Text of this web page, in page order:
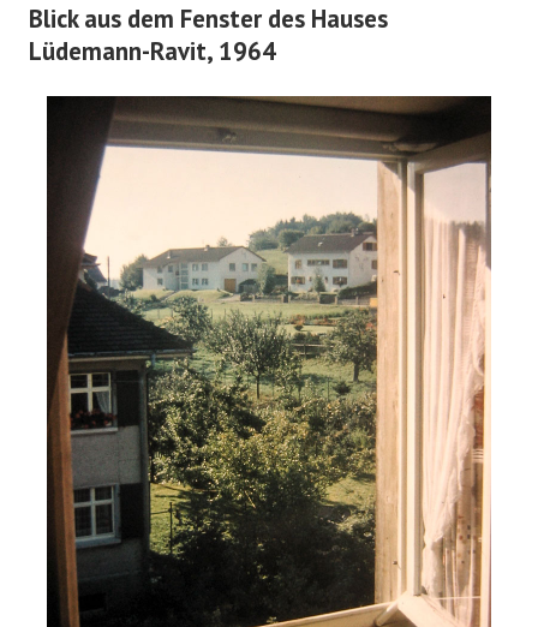
Blick aus dem Fenster des Hauses
Lüdemann-Ravit, 1964